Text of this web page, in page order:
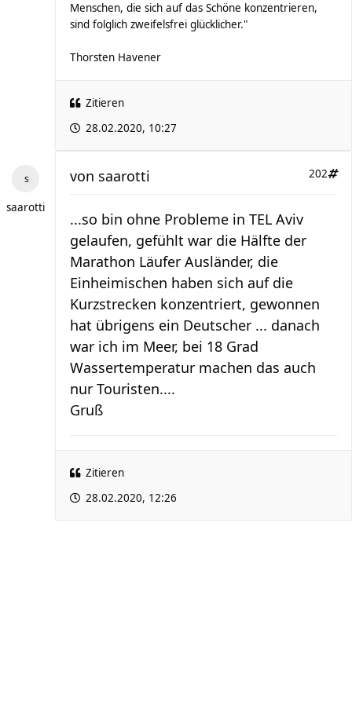
Menschen, die sich auf das Schöne konzentrieren,
sind folglich zweifelsfrei glücklicher."
Thorsten Havener
Zitieren
28.02.2020, 10:27
saarotti
202
von saarotti
...so bin ohne Probleme in TEL Aviv
gelaufen, gefühlt war die Hälfte der
Marathon Läufer Ausländer, die
Einheimischen haben sich auf die
Kurzstrecken konzentriert, gewonnen
hat übrigens ein Deutscher ... danach
war ich im Meer, bei 18 Grad
Wassertemperatur machen das auch
nur Touristen....
Gruß
Zitieren
28.02.2020, 12:26